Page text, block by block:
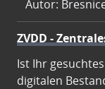
Autor:
ZVDD -
Ist Ihr
digitalen